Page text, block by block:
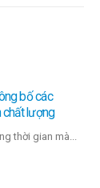
bố các
chất lượng
thời gian mà...